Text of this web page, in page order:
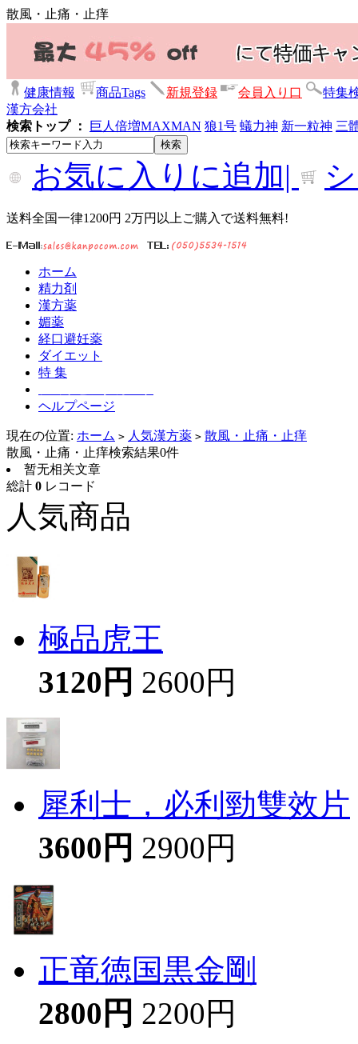
散風・止痛・止痒
健康情報 商品Tags 新規登録 会員入り口
特集
漢方会社
検索トップ ：
巨人倍増MAXMAN 狼1号 蟻力神 新一粒神 三
お気に入りに追加|
送料全国一律1200円 2万円以上ご購入で送料無料!
ホーム
精力剤
漢方薬
媚薬
経口避妊薬
ダイエット
特 集
ヘルプページ
現在の位置: ホーム > 人気漢方薬 > 散風・止痛・止痒
散風・止痛・止痒検索結果0件
暂无相关文章
総計 0 レコード
人気商品
極品虎王
3120円 2600円
犀利士，必利勁雙效片
3600円 2900円
正竜徳国黒金剛
2800円 2200円